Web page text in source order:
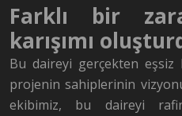
Farklı bir
karışımı
Bu daireyi gerçekten eşsiz
projenin sahiplerinin
ekibimiz, bu daireyi